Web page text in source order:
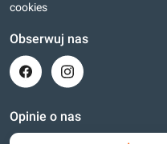
cookies
Obserwuj nas
Opinie o nas